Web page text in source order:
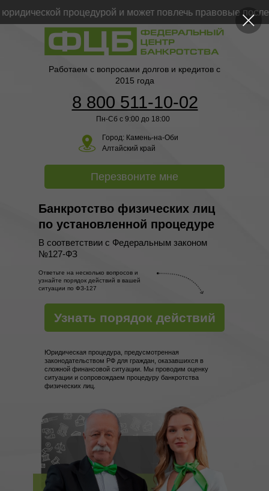
процедурой и может повлечь правовые
В соответствии с Федеральным законом
№127-ФЗ
Банкротство физических лиц
по установленной процедуре
Узнать порядок действий
Юридическая процедура, предусмотренная
законодательством РФ для граждан, оказавшихся в
сложной финансовой ситуации. Мы проводим оценку
ситуации и сопровождаем процедуру банкротства
физических лиц.
Ответьте на несколько вопросов и
узнайте порядок действий в вашей
ситуации по ФЗ-127
Перезвоните мне
8 800 511-10-02
Пн-Сб с 9:00 до 18:00
Город: Камень-на-Оби
Алтайский край
Работаем с вопросами долгов и кредитов с
2015 года